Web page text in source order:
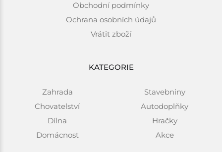
Obchodní podmínky
Ochrana osobních údajů
Vrátit zboží
KATEGORIE
Zahrada
Chovatelství
Dílna
Domácnost
Stavebniny
Autodoplňky
Hračky
Akce